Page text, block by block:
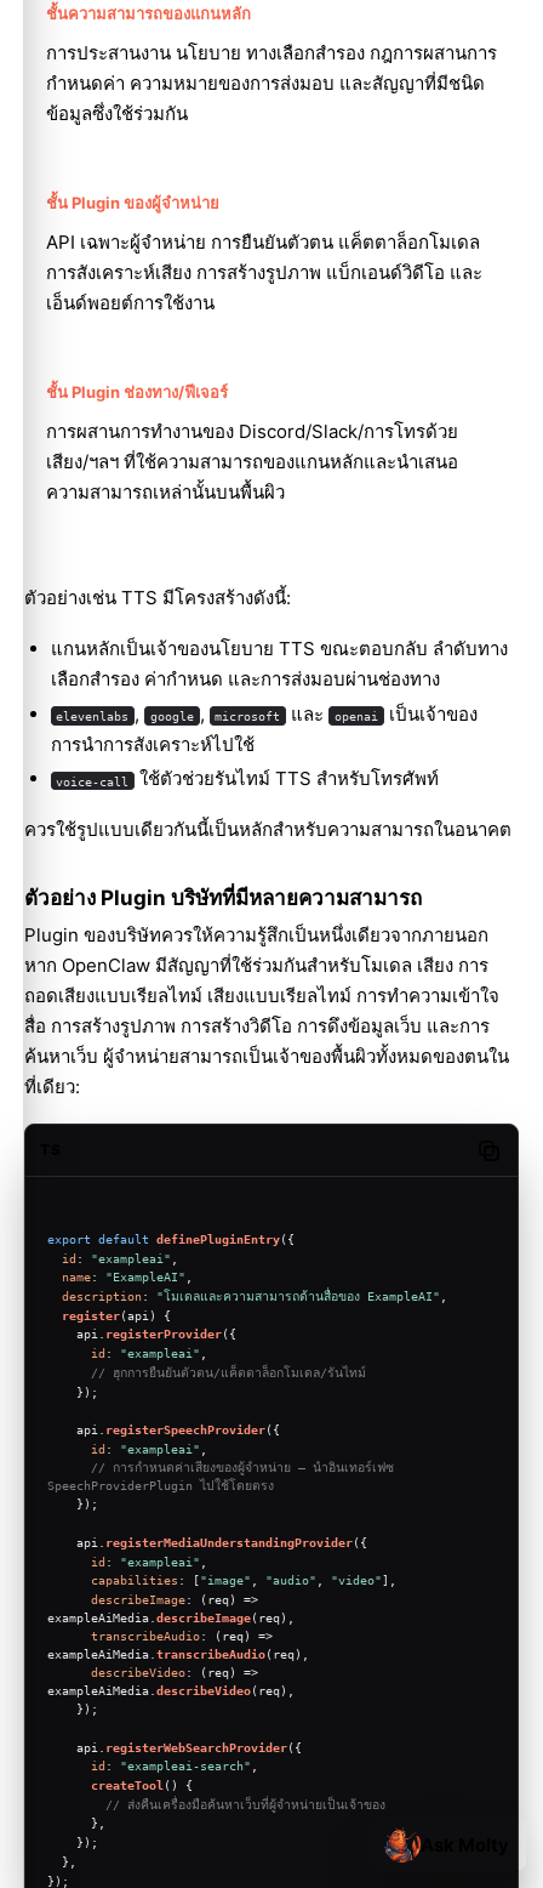
ชั้นความสามารถของแกนหลัก
การประสานงาน นโยบาย ทางเลือกสำรอง กฎการผสานการ
กำหนดค่า ความหมายของการส่งมอบ และสัญญาที่มีชนิด
ข้อมูลซึ่งใช้ร่วมกัน
ชั้น Plugin ของผู้จำหน่าย
API เฉพาะผู้จำหน่าย การยืนยันตัวตน แค็ตตาล็อกโมเดล
การสังเคราะห์เสียง การสร้างรูปภาพ แบ็กเอนด์วิดีโอ และ
เอ็นด์พอยต์การใช้งาน
ชั้น Plugin ช่องทาง/ฟีเจอร์
การผสานการทำงานของ Discord/Slack/การโทรด้วย
เสียง/ฯลฯ ที่ใช้ความสามารถของแกนหลักและนำเสนอ
ความสามารถเหล่านั้นบนพื้นผิว
ตัวอย่างเช่น TTS มีโครงสร้างดังนี้:
แกนหลักเป็นเจ้าของนโยบาย TTS ขณะตอบกลับ ลำดับทาง
เลือกสำรอง ค่ากำหนด และการส่งมอบผ่านช่องทาง
elevenlabs , google , microsoft และ openai เป็นเจ้าของ
การนำการสังเคราะห์ไปใช้
voice-call ใช้ตัวช่วยรันไทม์ TTS สำหรับโทรศัพท์
ควรใช้รูปแบบเดียวกันนี้เป็นหลักสำหรับความสามารถในอนาคต
ตัวอย่าง Plugin บริษัทที่มีหลายความสามารถ
Plugin ของบริษัทควรให้ความรู้สึกเป็นหนึ่งเดียวจากภายนอก
หาก OpenClaw มีสัญญาที่ใช้ร่วมกันสำหรับโมเดล เสียง การ
ถอดเสียงแบบเรียลไทม์ เสียงแบบเรียลไทม์ การทำความเข้าใจ
สื่อ การสร้างรูปภาพ การสร้างวิดีโอ การดึงข้อมูลเว็บ และการ
ค้นหาเว็บ ผู้จำหน่ายสามารถเป็นเจ้าของพื้นผิวทั้งหมดของตนใน
ที่เดียว:
export default definePluginEntry({
id : "exampleai"
name: "ExampleAI"
description: "โมเดลและความสามารถด้านสื่อของ ExampleAI"
register(api ) {
    api.
registerProvider({
id : "exampleai"
// ฮุกการยืนยันตัวตน/แค็ตตาล็อกโมเดล/รันไทม์
    });
    api.
registerSpeechProvider({
id : "exampleai"
// การกำหนดค่าเสียงของผู้จำหน่าย — นำอินเทอร์เฟซ
SpeechProviderPlugin ไปใช้โดยตรง
    });
    api.
registerMediaUnderstandingProvider({
id : "exampleai"
capabilities : ["image" "audio" "video"],
describeImage: ( req) =>
exampleAiMedia. describeImage(req),
transcribeAudio: ( req) =>
exampleAiMedia. transcribeAudio(req),
describeVideo: ( req) =>
exampleAiMedia. describeVideo(req),
    });
    api.
registerWebSearchProvider({
id : "exampleai-search"
createTool ( ) {
// ส่งคืนเครื่องมือค้นหาเว็บที่ผู้จำหน่ายเป็นเจ้าของ
      },
    });
  },
});